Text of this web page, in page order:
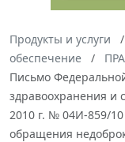
Продукты и услуги
обеспечение
Письмо
здравоохранения и
2010 г. № 04И-859/
обращения